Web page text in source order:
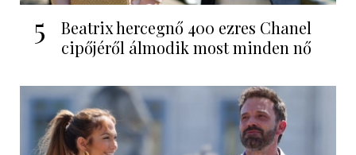
5
Beatrix hercegnő 400 ezres Chanel
cipőjéről álmodik most minden nő